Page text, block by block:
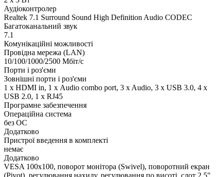
Аудіоконтролер
Realtek 7.1 Surround Sound High Definition Audio CODEC
Багатоканальний звук
7.1
Комунікаційні можливості
Провідна мережа (LAN)
10/100/1000/2500 Мбіт/с
Порти і роз'єми
Зовнішні порти і роз'єми
1 x HDMI in, 1 х Audio combo port, 3 x Audio, 3 x USB 3.0, 4 x
USB 2.0, 1 x RJ45
Програмне забезпечення
Операційна система
без ОС
Додатково
Пристрої введення в комплекті
немає
Додатково
VESA 100x100, поворот монітора (Swivel), поворотний екран
(Pivot), регулювання нахилу, регулювання по висоті, слот 2.5"